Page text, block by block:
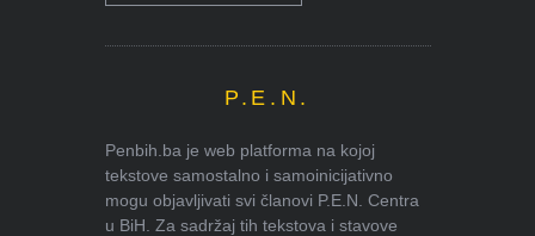
P.E.N.
Penbih.ba je web platforma na kojoj
tekstove samostalno i samoinicijativno
mogu objavljivati svi članovi P.E.N. Centra
u BiH. Za sadržaj tih tekstova i stavove